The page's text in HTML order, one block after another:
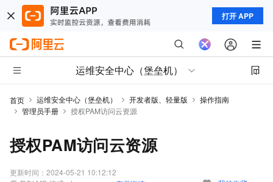
打开 APP
运维安全中心（堡垒机）
首页 运维安全中心（堡垒机） 开发者版、轻量版
操作指南
管理员手册
授权PAM访问云资源
授权PAM访问云资源
更新时间： 2024-05-21 10:12:12